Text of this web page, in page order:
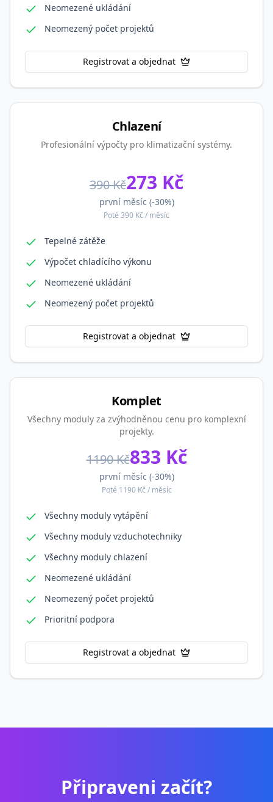
Neomezené ukládání
Neomezený počet projektů
Registrovat a objednat
Chlazení
Profesionální výpočty pro klimatizační systémy.
390Kč273 Kč
první měsíc (-30%)
Poté 390 Kč / měsíc
Tepelné zátěže
Výpočet chladícího výkonu
Neomezené ukládání
Neomezený počet projektů
Registrovat a objednat
Komplet
Všechny moduly za zvýhodněnou cenu pro komplexní
projekty.
1190Kč833 Kč
první měsíc (-30%)
Poté 1190Kč / měsíc
Všechny moduly vytápění
Všechny moduly vzduchotechniky
Všechny moduly chlazení
Neomezené ukládání
Neomezený počet projektů
Prioritní podpora
Registrovat a objednat
Připraveni začít?